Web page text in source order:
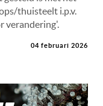
thuisteelt i.p.v.
verandering'.
04 februari 2026